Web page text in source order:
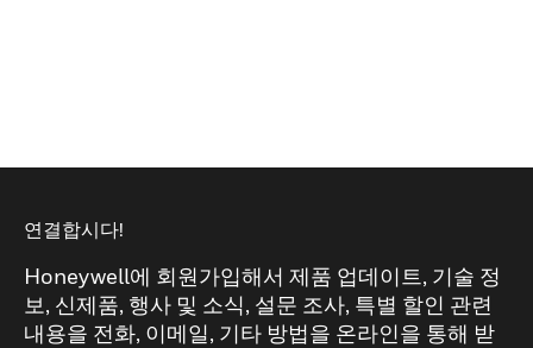
연결합시다!
Honeywell에 회원가입해서 제품 업데이트, 기술 정
보, 신제품, 행사 및 소식, 설문 조사, 특별 할인 관련
내용을 전화, 이메일, 기타 방법을 온라인을 통해 받